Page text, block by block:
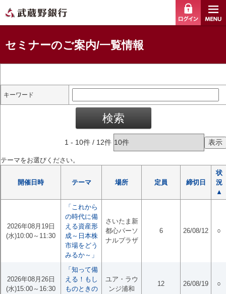
ログイ
セミナーのご案内/一覧情報
キーワード
1 - 10件 / 12件
テーマをお選びください。
開催日時 テーマ 場所 定員 締切日
状
況
▲
2026年08月19日
(水)10:00～11:30
「これから
の時代に備
える資産形
成～日本株
市場をどう
みるか～」
さいたま新
都心パーソ
ナルプラザ
6 26/08/12 ○
2026年08月26日
(水)15:00～16:30
「知って備
える！もし
ものときの
ユア・ラウ
ンジ浦和
12 26/08/19 ○